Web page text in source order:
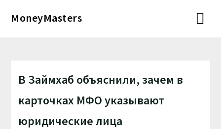
MoneyMasters
В Займхаб объяснили, зачем в
карточках МФО указывают
юридические лица